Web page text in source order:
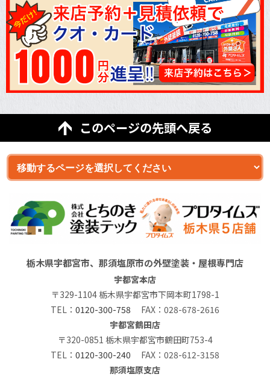
このページの先頭へ戻る
栃木県宇都宮市、那須塩原市の外壁塗装・屋根専門店
宇都宮本店
〒329-1104 栃木県宇都宮市下岡本町1798-1
TEL： 0120-300-758 FAX：028-678-2616
宇都宮鶴田店
〒320-0851 栃木県宇都宮市鶴田町753-4
TEL： 0120-300-240 FAX：028-612-3158
那須塩原支店